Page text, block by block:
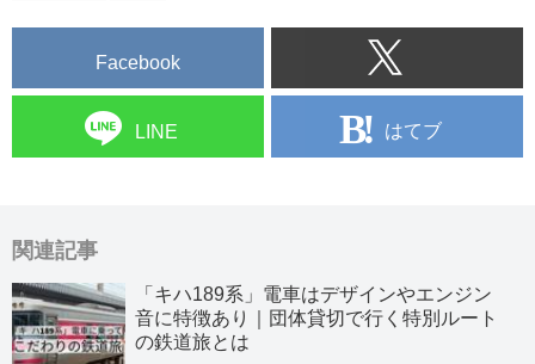
Facebook
LINE はてブ
関連記事
「キハ189系」電車はデザインやエンジン
音に特徴あり｜団体貸切で行く特別ルート
の鉄道旅とは